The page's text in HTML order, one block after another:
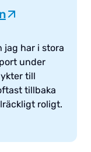
jag har i stora
under
till
tillbaka
roligt.